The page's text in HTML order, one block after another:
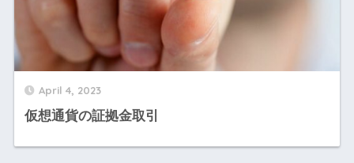
April 4, 2023
仮想通貨の証拠金取引